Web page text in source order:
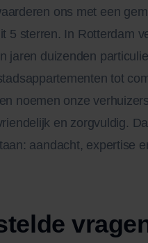
ons met een
5 sterren. In Rotterdam
jaren duizenden
tot
noemen onze verhuizers
en zorgvuldig.
aandacht, expertise